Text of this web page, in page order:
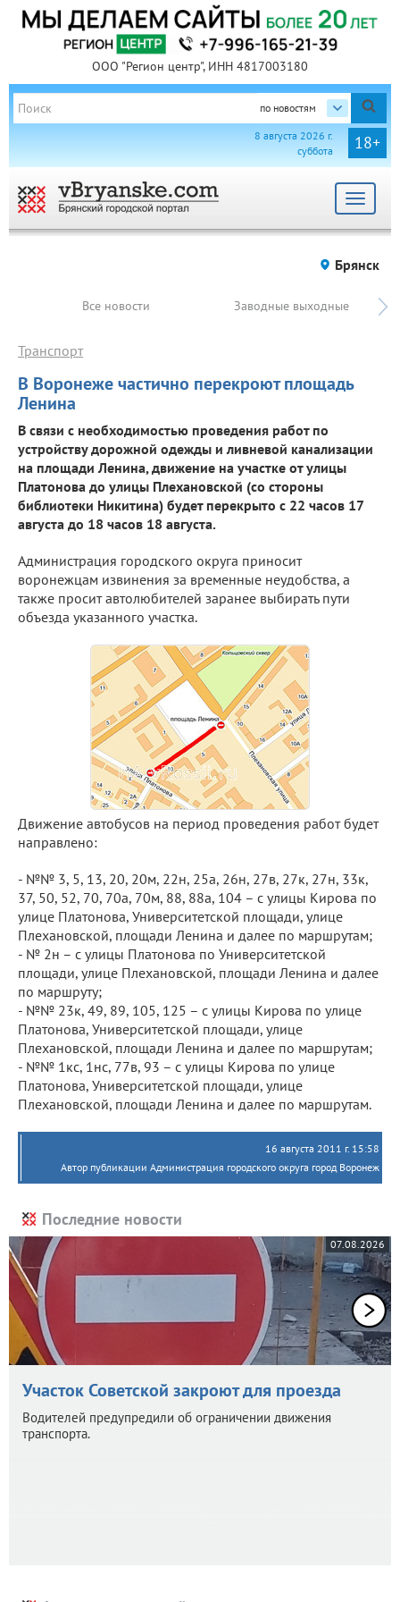
ООО "Регион центр", ИНН 4817003180
по новостям
18+
8 августа 2026 г.
суббота
Toggle
Брянск
Все новости Заводные выходные
В Воронеже частично перекроют площадь
Ленина
Транспорт
В связи с необходимостью проведения работ по
устройству дорожной одежды и ливневой канализации
на площади Ленина, движение на участке от улицы
Платонова до улицы Плехановской (со стороны
библиотеки Никитина) будет перекрыто с 22 часов 17
августа до 18 часов 18 августа.
Администрация городского округа приносит
воронежцам извинения за временные неудобства, а
также просит автолюбителей заранее выбирать пути
объезда указанного участка.
Движение автобусов на период проведения работ будет
направлено:
- №№ 3, 5, 13, 20, 20м, 22н, 25а, 26н, 27в, 27к, 27н, 33к,
37, 50, 52, 70, 70а, 70м, 88, 88а, 104 – с улицы Кирова по
улице Платонова, Университетской площади, улице
Плехановской, площади Ленина и далее по маршрутам;
- № 2н – с улицы Платонова по Университетской
площади, улице Плехановской, площади Ленина и далее
по маршруту;
- №№ 23к, 49, 89, 105, 125 – с улицы Кирова по улице
Платонова, Университетской площади, улице
Плехановской, площади Ленина и далее по маршрутам;
- №№ 1кс, 1нс, 77в, 93 – с улицы Кирова по улице
Платонова, Университетской площади, улице
Плехановской, площади Ленина и далее по маршрутам.
16 августа 2011 г. 15:58
Автор публикации Администрация городского округа город Воронеж
Последние новости
07.08.2026
Участок Советской закроют для проезда
Водителей предупредили об ограничении движения
транспорта.